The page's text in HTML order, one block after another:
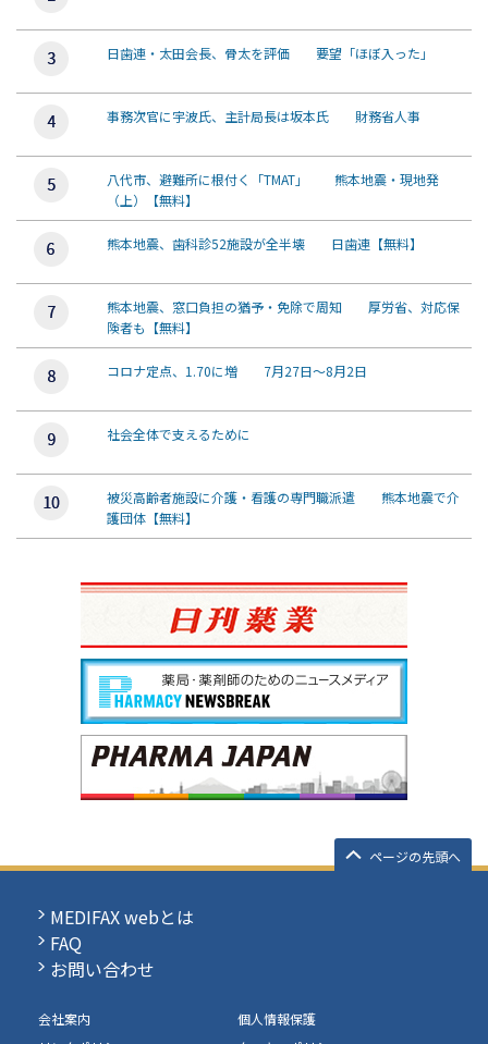
日歯連・太田会長、骨太を評価 要望「ほぼ入った」
事務次官に宇波氏、主計局長は坂本氏 財務省人事
八代市、避難所に根付く「TMAT」 熊本地震・現地発
（上）【無料】
熊本地震、歯科診52施設が全半壊 日歯連【無料】
熊本地震、窓口負担の猶予・免除で周知 厚労省、対応保
険者も【無料】
コロナ定点、1.70に増 7月27日～8月2日
社会全体で支えるために
被災高齢者施設に介護・看護の専門職派遣 熊本地震で介
護団体【無料】
ページの先頭へ
MEDIFAX webとは
FAQ
お問い合わせ
会社案内
個人情報保護